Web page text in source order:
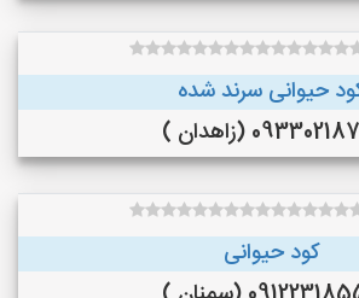
حیوانی سرند شده
(زاهدان )
کود حیوانی